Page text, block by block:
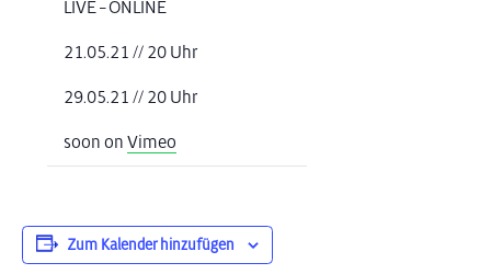
LIVE – ONLINE
21.05.21 // 20 Uhr
29.05.21 // 20 Uhr
soon on Vimeo
Zum Kalender hinzufügen